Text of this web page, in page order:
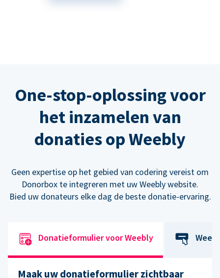
One-stop-oplossing voor
het inzamelen van
donaties op Weebly
Geen expertise op het gebied van codering vereist om
Donorbox te integreren met uw Weebly website.
Bied uw donateurs elke dag de beste donatie-ervaring.
Donatieformulier voor Weebly
Maak uw donatieformulier zichtbaar